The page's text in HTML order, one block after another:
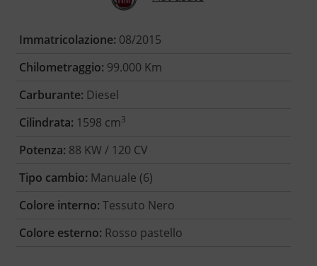
Immatricolazione: 08/2015
Chilometraggio: 99.000 Km
Carburante: Diesel
Cilindrata: 1598 cm3
Potenza: 88 KW / 120 CV
Tipo cambio: Manuale (6)
Colore interno: Tessuto Nero
Colore esterno: Rosso pastello